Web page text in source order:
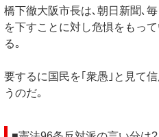
橋下徹大阪市長は､朝日新聞､
を下すことに対し危惧をもっ
る｡
要するに国民を｢衆愚｣と見て
うのだ｡